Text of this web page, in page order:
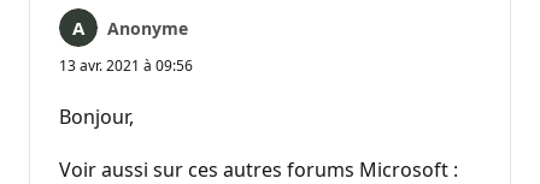
Anonyme
13 avr. 2021 à 09:56
Bonjour,
Voir aussi sur ces autres forums Microsoft :